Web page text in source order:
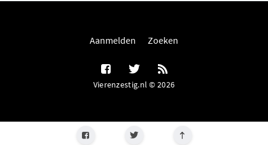
Aanmelden Zoeken
Vierenzestig.nl © 2026